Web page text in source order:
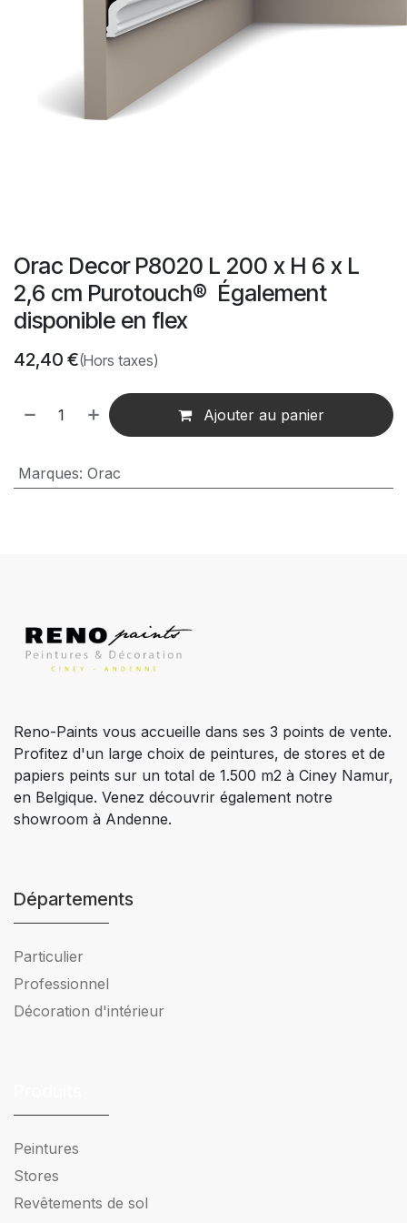
Orac Decor P8020 L 200 x H 6 x L
2,6 cm Purotouch® ‎ Également
disponible en flex
42,40 €(Hors taxes)
Ajouter au panier
Marques: Orac
Reno-Paints vous accueille dans ses 3 points de vente.
Profitez d'un large choix de peintures, de stores et de
papiers peints sur un total de 1.500 m2 à Ciney Namur,
en Belgique. Venez découvrir également notre
showroom à Andenne.
Départements
Particulier
Professionnel
Décoration d'intérieur
Peintures
Stores
Revêtements de sol